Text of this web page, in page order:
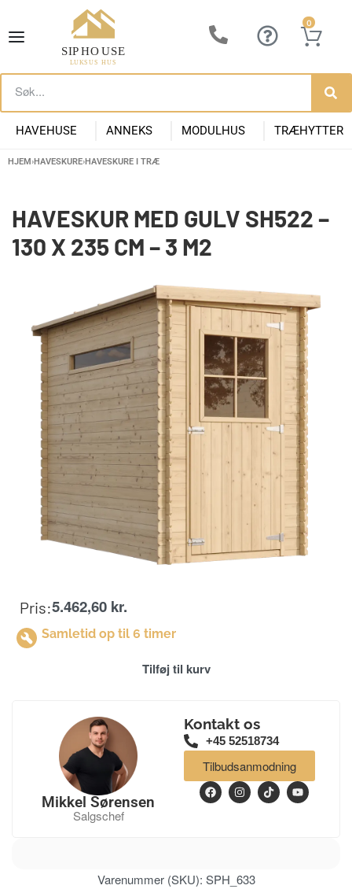
0
HAVEHUSE
Lille Havehus i Træ Have Anneks
ANNEKS
Luksus Anneks
MODULHUS TRÆHYTTER
HJEM›HAVESKURE›HAVESKURE I TRÆ
HAVESKUR MED GULV SH522 –
130 X 235 CM – 3 M2
Pris:5.462,60 kr.
Samletid op til 6 timer
Tilføj til kurv
Kontakt os
+45 52518734
Tilbudsanmodning
Mikkel Sørensen
Salgschef
Varenummer (SKU): SPH_633